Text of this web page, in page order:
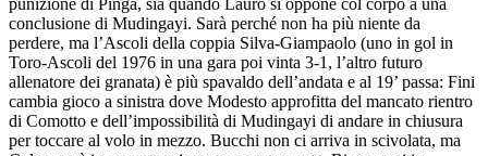
punizione di Pinga, sia quando Lauro si oppone col corpo a una
conclusione di Mudingayi. Sarà perché non ha più niente da
perdere, ma l’Ascoli della coppia Silva-Giampaolo (uno in gol in
Toro-Ascoli del 1976 in una gara poi vinta 3-1, l’altro futuro
allenatore dei granata) è più spavaldo dell’andata e al 19’ passa: Fini
cambia gioco a sinistra dove Modesto approfitta del mancato rientro
di Comotto e dell’impossibilità di Mudingayi di andare in chiusura
per toccare al volo in mezzo. Bucchi non ci arriva in scivolata, ma